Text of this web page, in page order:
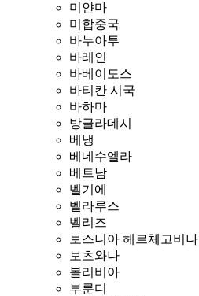
미얀마
미합중국
바누아투
바레인
바베이도스
바티칸 시국
바하마
방글라데시
베냉
베네수엘라
베트남
벨기에
벨라루스
벨리즈
보스니아 헤르체고비나
보츠와나
볼리비아
부룬디